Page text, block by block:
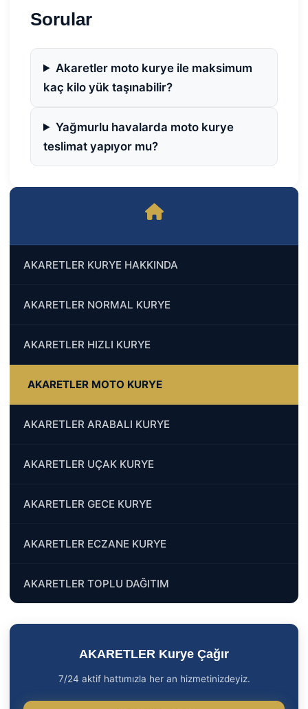
AKARETLER KURYE HAKKINDA
AKARETLER NORMAL KURYE
AKARETLER HIZLI KURYE
AKARETLER MOTO KURYE
AKARETLER ARABALI KURYE
AKARETLER UÇAK KURYE
AKARETLER GECE KURYE
AKARETLER ECZANE KURYE
AKARETLER TOPLU DAĞITIM
AKARETLER Kurye Çağır
7/24 aktif hattımızla her an hizmetinizdeyiz.
Sorular
Akaretler moto kurye ile maksimum
kaç kilo yük taşınabilir?
Yağmurlu havalarda moto kurye
teslimat yapıyor mu?